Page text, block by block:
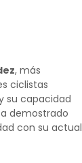
, más
ciclistas
su capacidad
demostrado
con su actual